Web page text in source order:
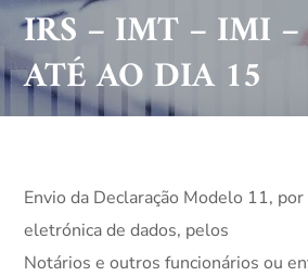
IRS – IMT – IMI –
ATÉ AO DIA 15
Envio da Declaração Modelo 11,
eletrónica de dados, pelos
Notários e outros funcionários ou